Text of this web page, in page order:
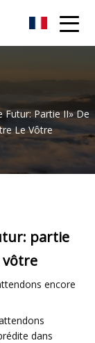
Futur: Partie II» De
Le Vôtre
partie
vôtre
encore
dans